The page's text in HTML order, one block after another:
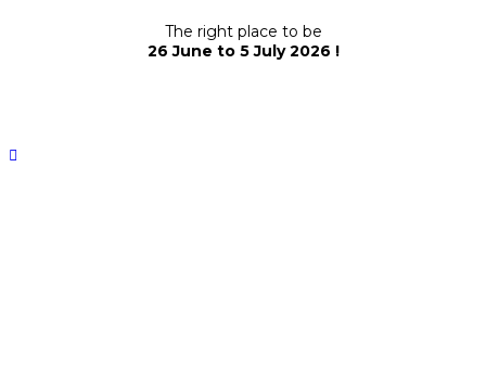
The right place to be
26 June to 5 July 2026 !